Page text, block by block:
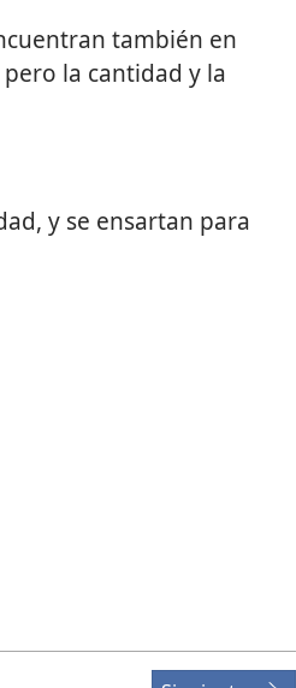
también en
la cantidad y la
y se ensartan para